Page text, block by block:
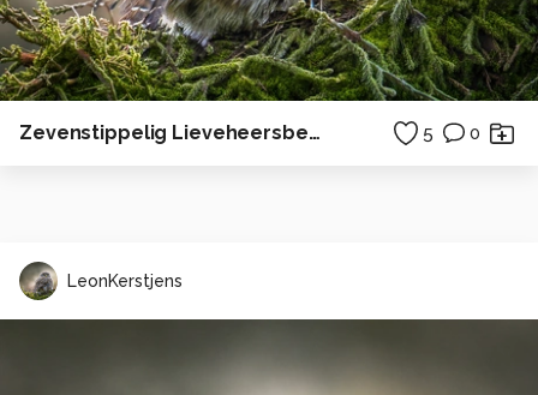
Zevenstippelig Lieveheersbeestje 5 0
LeonKerstjens